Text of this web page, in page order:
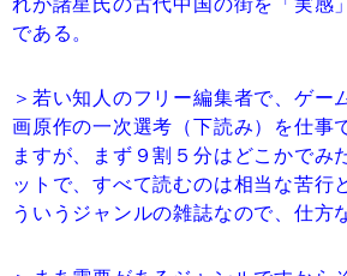
れが諸星氏の古代中国の街を「実感
である。
＞若い知人のフリー編集者で、ゲー
画原作の一次選考（下読み）を仕事
ますが、まず９割５分はどこかでみ
ットで、すべて読むのは相当な苦行
ういうジャンルの雑誌なので、仕方